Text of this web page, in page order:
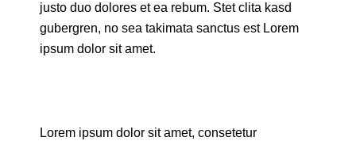
justo duo dolores et ea rebum. Stet clita kasd
gubergren, no sea takimata sanctus est Lorem
ipsum dolor sit amet.
Lorem ipsum dolor sit amet, consetetur